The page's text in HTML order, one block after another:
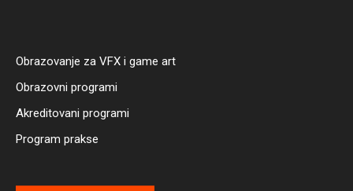
Obrazovanje za VFX i game art
Obrazovni programi
Akreditovani programi
Program prakse